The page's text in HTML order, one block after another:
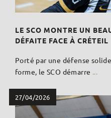
LE SCO MONTRE UN
DÉFAITE FACE À CRÉTEIL
Porté par une défense
forme, le SCO démarre ...
27/04/2026